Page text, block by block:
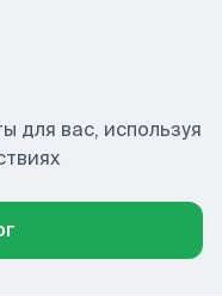
для вас, используя